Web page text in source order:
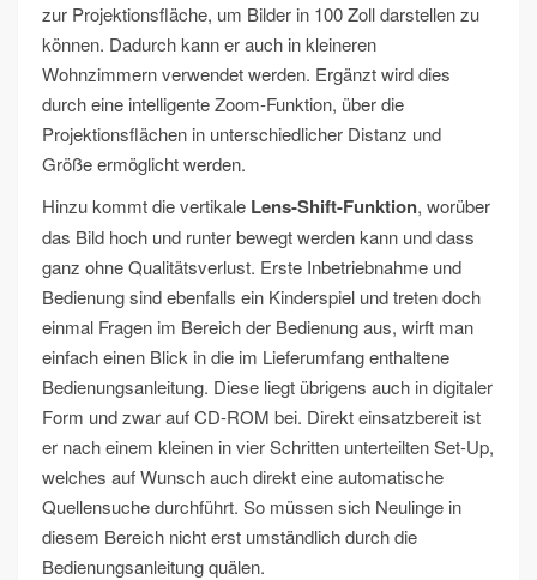
zur Projektionsfläche, um Bilder in 100 Zoll darstellen zu
können. Dadurch kann er auch in kleineren
Wohnzimmern verwendet werden. Ergänzt wird dies
durch eine intelligente Zoom-Funktion, über die
Projektionsflächen in unterschiedlicher Distanz und
Größe ermöglicht werden.
Hinzu kommt die vertikale Lens-Shift-Funktion, worüber
das Bild hoch und runter bewegt werden kann und dass
ganz ohne Qualitätsverlust. Erste Inbetriebnahme und
Bedienung sind ebenfalls ein Kinderspiel und treten doch
einmal Fragen im Bereich der Bedienung aus, wirft man
einfach einen Blick in die im Lieferumfang enthaltene
Bedienungsanleitung. Diese liegt übrigens auch in digitaler
Form und zwar auf CD-ROM bei. Direkt einsatzbereit ist
er nach einem kleinen in vier Schritten unterteilten Set-Up,
welches auf Wunsch auch direkt eine automatische
Quellensuche durchführt. So müssen sich Neulinge in
diesem Bereich nicht erst umständlich durch die
Bedienungsanleitung quälen.